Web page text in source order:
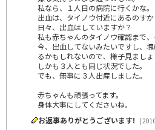
私なら、１人目の病院に行くかな。
出血は、タイノウ付近にあるのすか
日々、出血はしていますか？
私も赤ちゃんのタイノウ確認まで、
今、出血してないみたいですし、
るかもしれないので、様子見ましょ
しかも３人とも同じ状況でした。
でも、無事に３人出産しました。
赤ちゃんも頑張ってます。
身体大事にしてくださいね。
お返事ありがとうございます! |